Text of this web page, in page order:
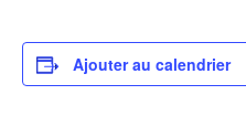
Ajouter au calendrier